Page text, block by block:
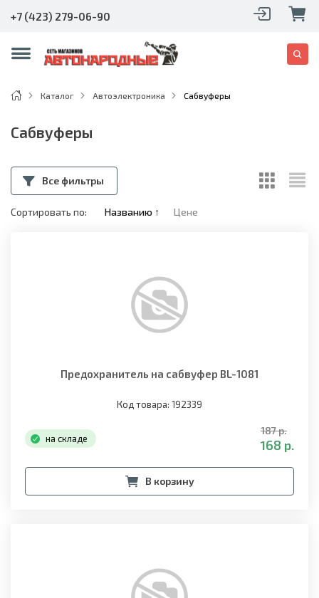
+7 (423) 279-06-90
Каталог Автоэлектроника Сабвуферы
Сабвуферы
Все фильтры
Сортировать по: Названию ↑ Цене
Предохранитель на сабвуфер BL-1081
Код товара: 192339
на складе
187 р.
168 р.
В корзину